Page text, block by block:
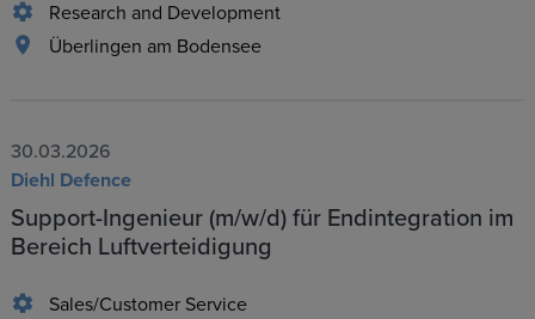
Research and Development
Überlingen am Bodensee
30.03.2026
Diehl Defence
Support-Ingenieur (m/w/d) für Endintegration im
Bereich Luftverteidigung
Sales/Customer Service